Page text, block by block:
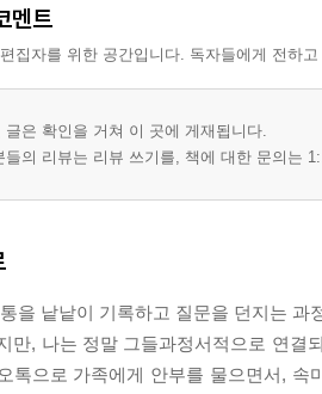
멘트
집자를 위한 공간입니다. 독자들에게 전하
글은 확인을 거쳐 이 곳에 게재됩니다.
들의 리뷰는 리뷰 쓰기를, 책에 대한 문의는
을 낱낱이 기록하고 질문을 던지는
만, 나는 정말 그들과정서적으로 연결
톡으로 가족에게 안부를 물으면서,